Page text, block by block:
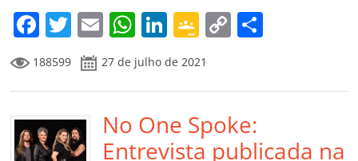
m
F
a
c
e
b
o
T
w
itt
er
E
m
ai
l
W
h
at
s
A
p
Li
n
k
e
dI
n
G
o
o
gl
e
Cl
C
y
Li
n
p
til
188599 27 de julho de 2021
No One Spoke:
Entrevista publicada na